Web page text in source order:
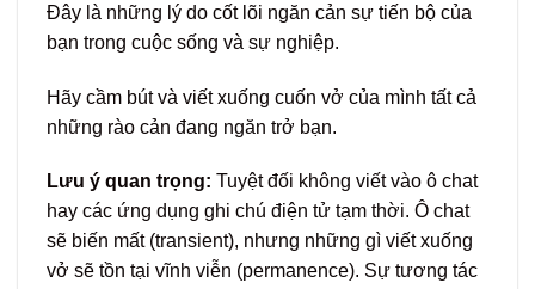
Đây là những lý do cốt lõi ngăn cản sự tiến bộ của
bạn trong cuộc sống và sự nghiệp.
Hãy cầm bút và viết xuống cuốn vở của mình tất cả
những rào cản đang ngăn trở bạn.
Lưu ý quan trọng: Tuyệt đối không viết vào ô chat
hay các ứng dụng ghi chú điện tử tạm thời. Ô chat
sẽ biến mất (transient), nhưng những gì viết xuống
vở sẽ tồn tại vĩnh viễn (permanence). Sự tương tác